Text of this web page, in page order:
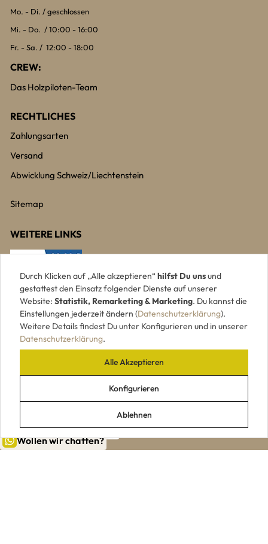
Wollen wir chatten?
Mo. - Di. / geschlossen
Mi. - Do. / 10:00 - 16:00
Fr. - Sa. / 12:00 - 18:00
CREW:
Das Holzpiloten-Team
RECHTLICHES
Zahlungsarten
Versand
Abwicklung Schweiz/Liechtenstein
Sitemap
WEITERE LINKS
UNSERE ZAHLUNGSARTEN
Durch Klicken auf „Alle akzeptieren“ hilfst Du unsund
gestattest den Einsatz folgender Dienste auf unserer
Website: Statistik, Remarketing & Marketing. Du kannst die
Einstellungen jederzeit ändern (Datenschutzerklärung).
Weitere Details findest Du unter Konfigurieren und in unserer
Datenschutzerklärung.
Ablehnen
Konfigurieren
Alle Akzeptieren